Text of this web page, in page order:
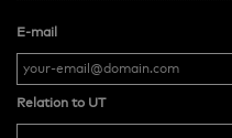
E-mail
Relation to UT